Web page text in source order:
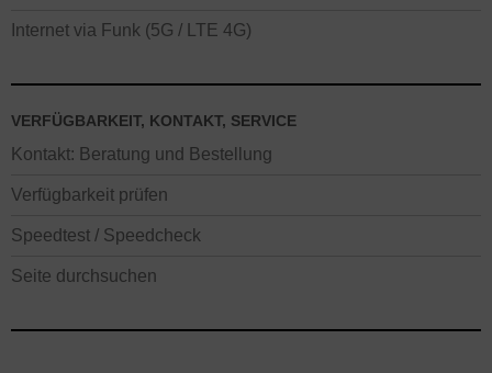
Internet via Funk (5G / LTE 4G)
VERFÜGBARKEIT, KONTAKT, SERVICE
Kontakt: Beratung und Bestellung
Verfügbarkeit prüfen
Speedtest / Speedcheck
Seite durchsuchen